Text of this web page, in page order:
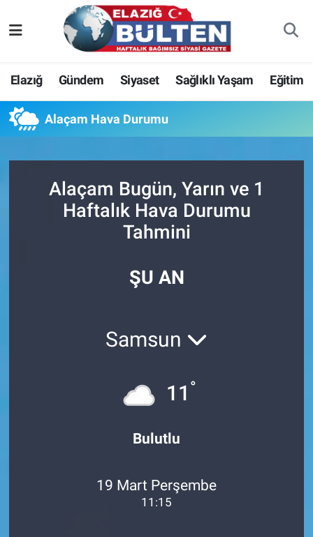
Elazığ Gündem Siyaset Sağlıklı Yaşam Eğitim
Alaçam Hava Durumu
Alaçam Bugün, Yarın ve 1
Haftalık Hava Durumu
Tahmini
ŞU AN
Samsun
11 °
Bulutlu
19 Mart Perşembe
11:15
Asayiş
Bilim-Teknoloji
Eğitim
Ekonomi
Elazığ
Sağlıklı Yaşam
Nöbetçi Eczaneler
Hava Durumu
Namaz Vakitleri
Trafik Durumu
Süper Lig Puan Durumu ve Fikstür
Son Dakika Haberleri